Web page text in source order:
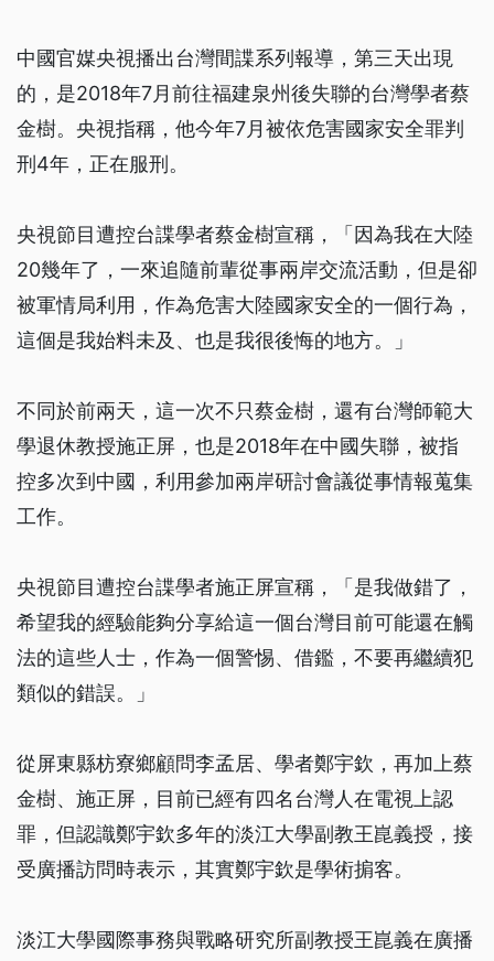
中國官媒央視播出台灣間諜系列報導，第三天出現
的，是2018年7月前往福建泉州後失聯的台灣學者蔡
金樹。央視指稱，他今年7月被依危害國家安全罪判
刑4年，正在服刑。
央視節目遭控台諜學者蔡金樹宣稱，「因為我在大陸
20幾年了，一來追隨前輩從事兩岸交流活動，但是卻
被軍情局利用，作為危害大陸國家安全的一個行為，
這個是我始料未及、也是我很後悔的地方。」
不同於前兩天，這一次不只蔡金樹，還有台灣師範大
學退休教授施正屏，也是2018年在中國失聯，被指
控多次到中國，利用參加兩岸研討會議從事情報蒐集
工作。
央視節目遭控台諜學者施正屏宣稱，「是我做錯了，
希望我的經驗能夠分享給這一個台灣目前可能還在觸
法的這些人士，作為一個警惕、借鑑，不要再繼續犯
類似的錯誤。」
從屏東縣枋寮鄉顧問李孟居、學者鄭宇欽，再加上蔡
金樹、施正屏，目前已經有四名台灣人在電視上認
罪，但認識鄭宇欽多年的淡江大學副教王崑義授，接
受廣播訪問時表示，其實鄭宇欽是學術掮客。
淡江大學國際事務與戰略研究所副教授王崑義在廣播